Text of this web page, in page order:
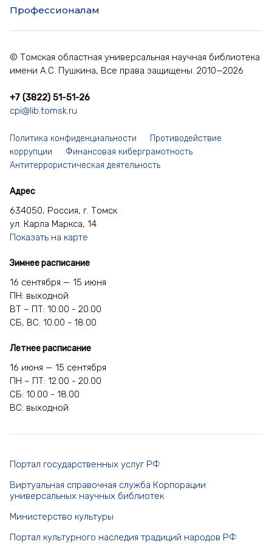
Профессионалам
© Томская областная универсальная научная библиотека
имени А.С. Пушкина, Все права защищены. 2010—2026
+7 (3822) 51-51-26
cpi@lib.tomsk.ru
Политика конфиденциальности
Противодействие
коррупции
Финансовая киберграмотность
Антитеррористическая деятельность
Адрес
634050, Россия, г. Томск
ул. Карла Маркса, 14
Показать на карте
Зимнее расписание
16 сентября — 15 июня
ПН: выходной
ВТ – ПТ: 10.00 - 20.00
СБ, ВС: 10.00 - 18.00
Летнее расписание
16 июня — 15 сентября
ПН – ПТ: 12.00 - 20.00
СБ: 10.00 - 18.00
ВС: выходной
Портал государственных услуг РФ
Виртуальная справочная служба Корпорации
универсальных научных библиотек
Министерство культуры
Портал культурного наследия традиций народов РФ